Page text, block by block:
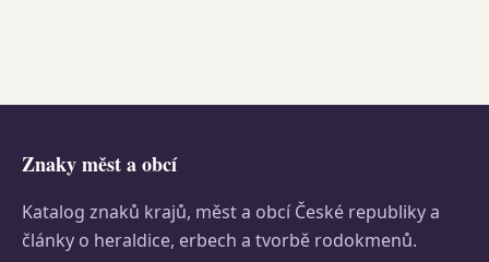
Znaky měst a obcí
Katalog znaků krajů, měst a obcí České republiky a
články o heraldice, erbech a tvorbě rodokmenů.